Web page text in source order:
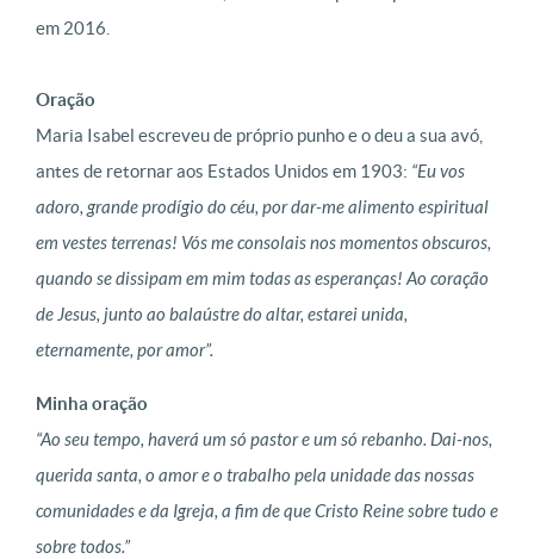
em 2016.
Oração
Maria Isabel escreveu de próprio punho e o deu a sua avó,
antes de retornar aos Estados Unidos em 1903: “Eu vos
adoro, grande prodígio do céu, por dar-me alimento espiritual
em vestes terrenas! Vós me consolais nos momentos obscuros,
quando se dissipam em mim todas as esperanças! Ao coração
de Jesus, junto ao balaústre do altar, estarei unida,
eternamente, por amor”.
Minha oração
“Ao seu tempo, haverá um só pastor e um só rebanho. Dai-nos,
querida santa, o amor e o trabalho pela unidade das nossas
comunidades e da Igreja, a fim de que Cristo Reine sobre tudo e
sobre todos.”